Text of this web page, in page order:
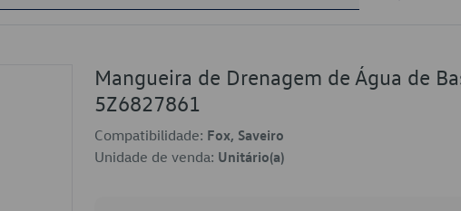
Mangueira de Drenagem de Água de
5Z6827861
Compatibilidade: Fox, Saveiro
Unidade de venda: Unitário(a)